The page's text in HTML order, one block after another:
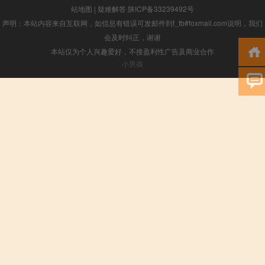
站地图 | 疑难解答 陕ICP备33239492号
声明：本站内容来自互联网，如信息有错误可发邮件到f_fb#foxmail.com说明，我们
会及时纠正，谢谢
本站仅为个人兴趣爱好，不接盈利性广告及商业合作
小男孩